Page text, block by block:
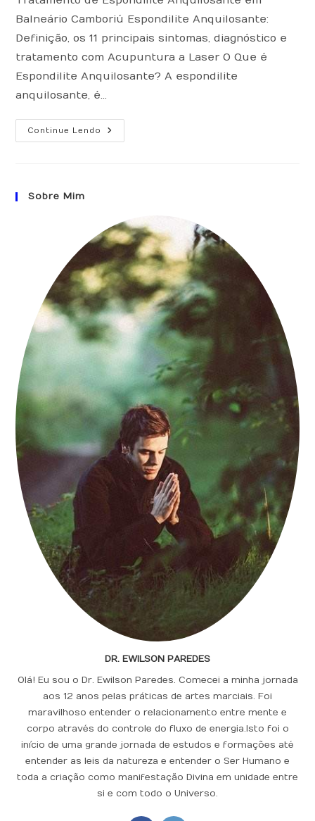
Balneário Camboriú Espondilite Anquilosante:
Definição, os 11 principais sintomas, diagnóstico e
tratamento com Acupuntura a Laser O Que é
Espondilite Anquilosante? A espondilite
anquilosante, é…
Continue Lendo
11
Sintomas
Sobre Mim
DR. EWILSON PAREDES
Olá! Eu sou o Dr. Ewilson Paredes. Comecei a minha jornada
aos 12 anos pelas práticas de artes marciais. Foi
maravilhoso entender o relacionamento entre mente e
corpo através do controle do fluxo de energia.Isto foi o
início de uma grande jornada de estudos e formações até
entender as leis da natureza e entender o Ser Humano e
toda a criação como manifestação Divina em unidade entre
si e com todo o Universo.